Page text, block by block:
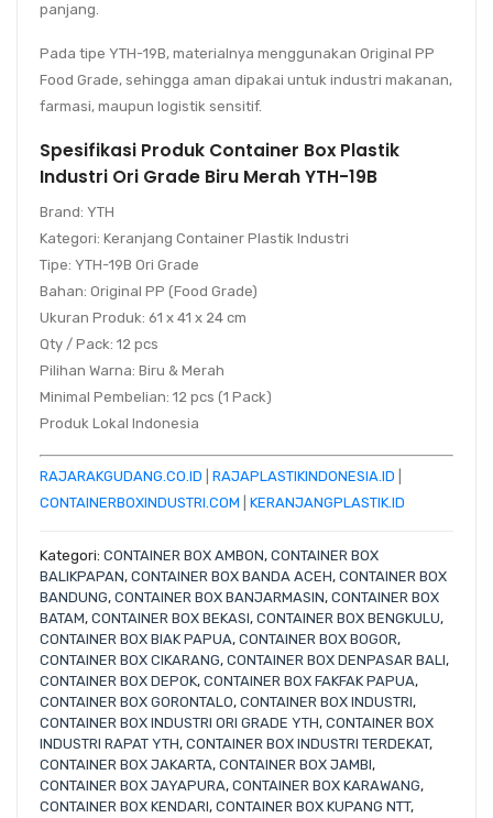
panjang.
Pada tipe YTH-19B, materialnya menggunakan Original PP
Food Grade, sehingga aman dipakai untuk industri makanan,
farmasi, maupun logistik sensitif.
Spesifikasi Produk Container Box Plastik
Industri Ori Grade Biru Merah YTH-19B
Brand: YTH
Kategori: Keranjang Container Plastik Industri
Tipe: YTH-19B Ori Grade
Bahan: Original PP (Food Grade)
Ukuran Produk: 61 x 41 x 24 cm
Qty / Pack: 12 pcs
Pilihan Warna: Biru & Merah
Minimal Pembelian: 12 pcs (1 Pack)
Produk Lokal Indonesia
RAJARAKGUDANG.CO.ID RAJAPLASTIKINDONESIA.ID
CONTAINERBOXINDUSTRI.COM
KERANJANGPLASTIK.ID
Kategori: CONTAINER BOX AMBON, CONTAINER BOX
BALIKPAPAN, CONTAINER BOX BANDA ACEH, CONTAINER BOX
BANDUNG, CONTAINER BOX BANJARMASIN, CONTAINER BOX
BATAM, CONTAINER BOX BEKASI, CONTAINER BOX BENGKULU,
CONTAINER BOX BIAK PAPUA, CONTAINER BOX BOGOR,
CONTAINER BOX CIKARANG, CONTAINER BOX DENPASAR BALI,
CONTAINER BOX DEPOK, CONTAINER BOX FAKFAK PAPUA,
CONTAINER BOX GORONTALO, CONTAINER BOX INDUSTRI,
CONTAINER BOX INDUSTRI ORI GRADE YTH, CONTAINER BOX
INDUSTRI RAPAT YTH, CONTAINER BOX INDUSTRI TERDEKAT,
CONTAINER BOX JAKARTA, CONTAINER BOX JAMBI,
CONTAINER BOX JAYAPURA, CONTAINER BOX KARAWANG,
CONTAINER BOX KENDARI, CONTAINER BOX KUPANG NTT,